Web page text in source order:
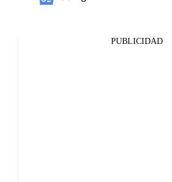
PUBLICIDAD